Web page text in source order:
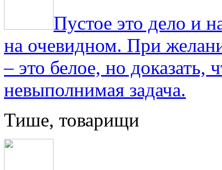
Пустое это дело и
на очевидном. При
– это белое, но доказать,
невыполнимая задача.
Тише, товарищи